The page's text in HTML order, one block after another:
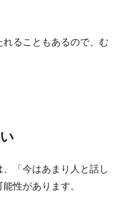
ることもあるので、む
「今はあまり人と話し
性があります。